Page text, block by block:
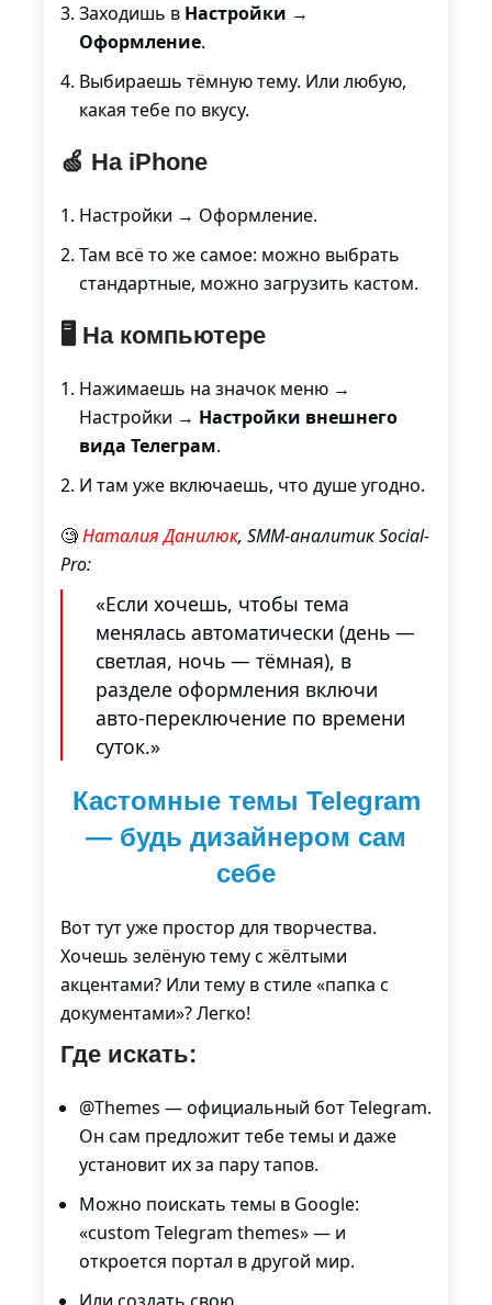
Заходишь в Настройки →
Оформление.
Выбираешь тёмную тему. Или любую,
какая тебе по вкусу.
🍏 На iPhone
Настройки → Оформление.
Там всё то же самое: можно выбрать
стандартные, можно загрузить кастом.
🖥️ На компьютере
Нажимаешь на значок меню →
Настройки → Настройки внешнего
вида Телеграм.
И там уже включаешь, что душе угодно.
🧐Наталия Данилюк, SMM-аналитик Social-
Pro:
«Если хочешь, чтобы тема
менялась автоматически (день —
светлая, ночь — тёмная), в
разделе оформления включи
авто-переключение по времени
суток.»
Кастомные темы Telegram
— будь дизайнером сам
себе
Вот тут уже простор для творчества.
Хочешь зелёную тему с жёлтыми
акцентами? Или тему в стиле «папка с
документами»? Легко!
Где искать:
@Themes — официальный бот Telegram.
Он сам предложит тебе темы и даже
установит их за пару тапов.
Можно поискать темы в Google:
«custom Telegram themes» — и
откроется портал в другой мир.